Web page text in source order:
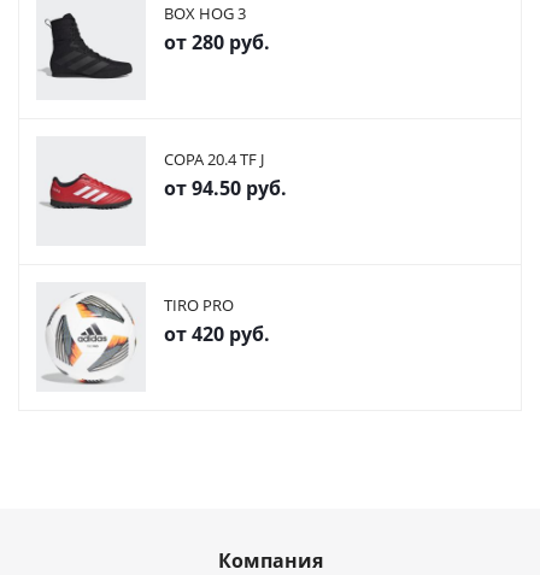
BOX HOG 3
от280 руб.
COPA 20.4 TF J
от94.50 руб.
TIRO PRO
от420 руб.
Компания